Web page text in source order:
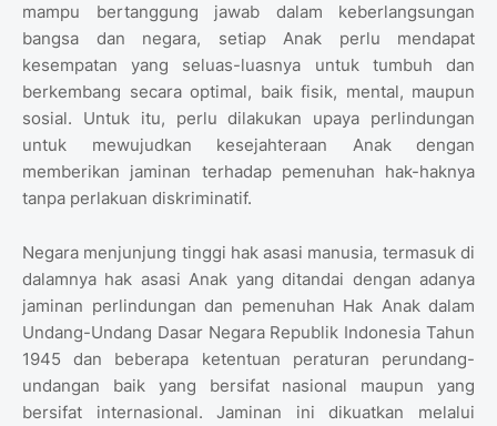
mampu bertanggung jawab dalam keberlangsungan
bangsa dan negara, setiap Anak perlu mendapat
kesempatan yang seluas-luasnya untuk tumbuh dan
berkembang secara optimal, baik fisik, mental, maupun
sosial. Untuk itu, perlu dilakukan upaya perlindungan
untuk mewujudkan kesejahteraan Anak dengan
memberikan jaminan terhadap pemenuhan hak-haknya
tanpa perlakuan diskriminatif.
Negara menjunjung tinggi hak asasi manusia, termasuk di
dalamnya hak asasi Anak yang ditandai dengan adanya
jaminan perlindungan dan pemenuhan Hak Anak dalam
Undang-Undang Dasar Negara Republik Indonesia Tahun
1945 dan beberapa ketentuan peraturan perundang-
undangan baik yang bersifat nasional maupun yang
bersifat internasional. Jaminan ini dikuatkan melalui